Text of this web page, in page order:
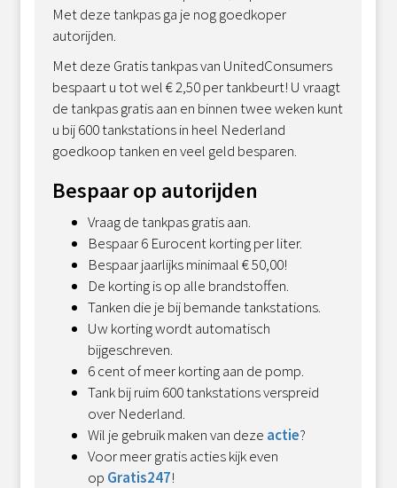
Met deze tankpas ga je nog goedkoper
autorijden.
Met deze Gratis tankpas van UnitedConsumers
bespaart u tot wel € 2,50 per tankbeurt! U vraagt
de tankpas gratis aan en binnen twee weken kunt
u bij 600 tankstations in heel Nederland
goedkoop tanken en veel geld besparen.
Bespaar op autorijden
Vraag de tankpas gratis aan.
Bespaar 6 Eurocent korting per liter.
Bespaar jaarlijks minimaal € 50,00!
De kortingis op alle brandstoffen.
Tanken die je bij bemande tankstations.
Uw korting wordt automatisch
bijgeschreven.
6 cent of meer korting aan de pomp.
Tank bij ruim 600 tankstations verspreid
over Nederland.
Wil je gebruik maken van deze actie?
Voor meer gratis acties kijk even
op Gratis247!